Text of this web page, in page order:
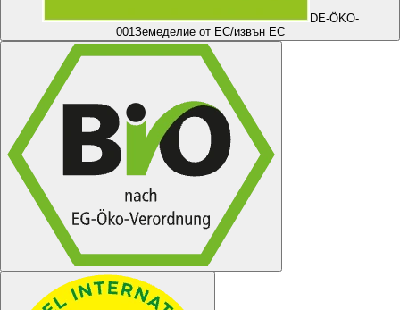
DE-ÖKO-
001Земеделие от ЕС/извън ЕС